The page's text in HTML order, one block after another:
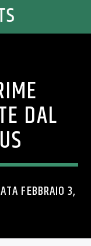
DAL
FEBBRAIO 3,